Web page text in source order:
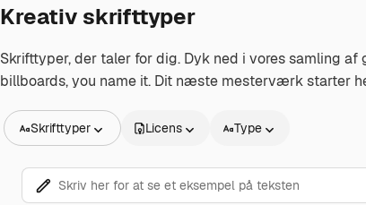
Kreativ skrifttyper
Skrifttyper, der taler for dig. Dyk ned i vores samling
billboards, you name it. Dit næste mesterværk starter
Skrifttyper
Vektorer
Illustrationer
Fotos
Licens Type